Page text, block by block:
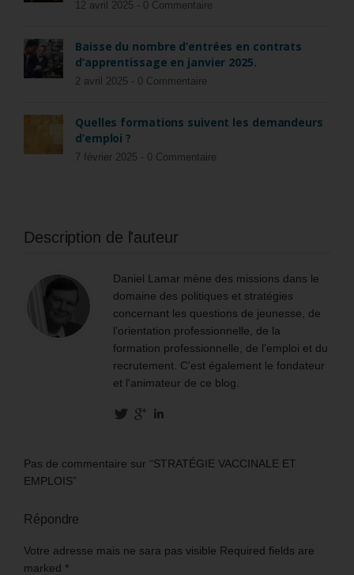
12 avril 2025 - 0 Commentaire
Baisse du nombre d’entrées en contrats
d’apprentissage en janvier 2025.
2 avril 2025 - 0 Commentaire
Quelles formations suivent les demandeurs
d’emploi ?
7 février 2025 - 0 Commentaire
Description de l'auteur
Daniel Lamar mène des missions dans le
domaine des politiques et stratégies
concernant les questions de jeunesse, de
l’orientation professionnelle, de la
formation professionnelle, de l’emploi et du
recrutement. C'est également le fondateur
et l'animateur de ce blog.
Pas de commentaire sur “STRATÉGIE VACCINALE ET
EMPLOIS”
Répondre
Votre adresse mais ne sara pas visible Required fields are
marked *